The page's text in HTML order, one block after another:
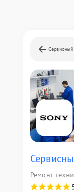
Сервисный
Ремонт